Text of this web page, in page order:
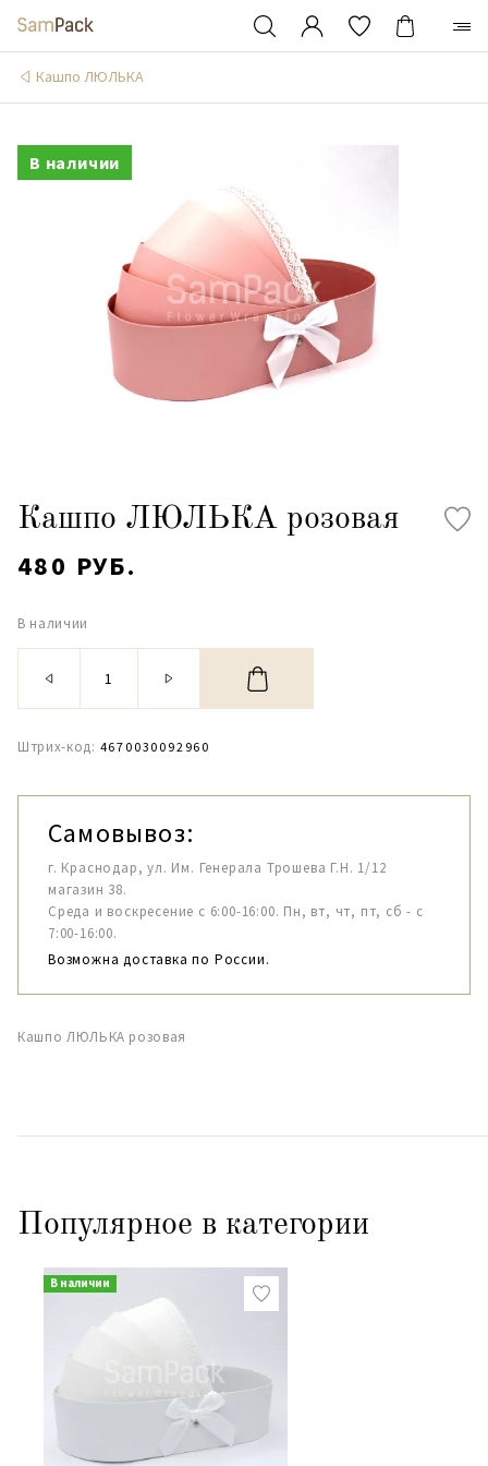
Кашпо ЛЮЛЬКА
В наличии
Кашпо ЛЮЛЬКА розовая
480 РУБ.
В наличии
Штрих-код: 4670030092960
Самовывоз:
г. Краснодар, ул. Им. Генерала Трошева Г.Н. 1/12
магазин 38.
Среда и воскресение с 6:00-16:00. Пн, вт, чт, пт, сб - с
7:00-16:00.
Возможна доставка по России.
Кашпо ЛЮЛЬКА розовая
Популярное в категории
В наличии